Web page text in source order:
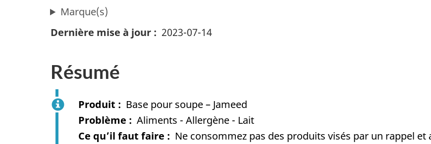
Marque(s)
Dernière mise à jour
2023-07-14
Résumé
Produit
Base pour soupe – Jameed
Problème
Aliments - Allergène - Lait
Ce qu’il faut faire
Ne consommez pas des produits visés par un rappel